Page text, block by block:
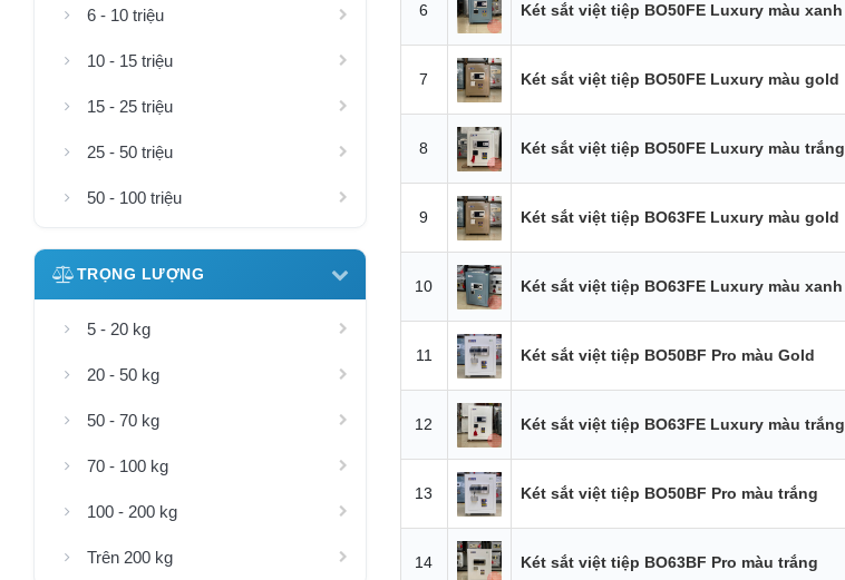
6 - 10 triệu
10 - 15 triệu
15 - 25 triệu
25 - 50 triệu
50 - 100 triệu
TRỌNG LƯỢNG
5 - 20 kg
20 - 50 kg
50 - 70 kg
70 - 100 kg
100 - 200 kg
Trên 200 kg
6 Két sắt việt tiệp BO50FE Luxury màu xanh
7 Két sắt việt tiệp BO50FE Luxury màu gold
8 Két sắt việt tiệp BO50FE Luxury màu trắng
9 Két sắt việt tiệp BO63FE Luxury màu gold
10 Két sắt việt tiệp BO63FE Luxury màu xanh
11 Két sắt việt tiệp BO50BF Pro màu Gold
12 Két sắt việt tiệp BO63FE Luxury màu trắng
13 Két sắt việt tiệp BO50BF Pro màu trắng
14 Két sắt việt tiệp BO63BF Pro màu trắng